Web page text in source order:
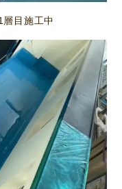
目施工中